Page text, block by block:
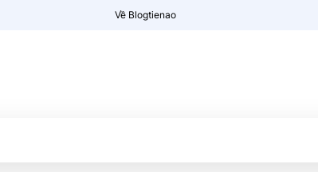
Về Blogtienao